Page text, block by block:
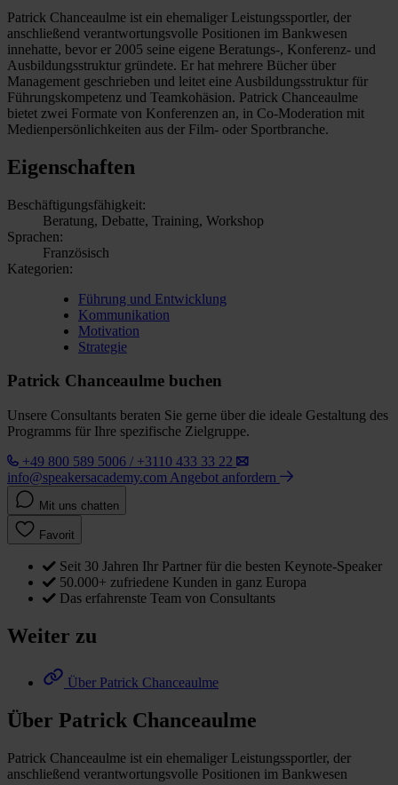
Patrick Chanceaulme ist ein ehemaliger Leistungssportler, der
anschließend verantwortungsvolle Positionen im Bankwesen
innehatte, bevor er 2005 seine eigene Beratungs-, Konferenz- und
Ausbildungsstruktur gründete. Er hat mehrere Bücher über
Management geschrieben und leitet eine Ausbildungsstruktur für
Führungskompetenz und Teamkohäsion. Patrick Chanceaulme
bietet zwei Formate von Konferenzen an, in Co-Moderation mit
Medienpersönlichkeiten aus der Film- oder Sportbranche.
Eigenschaften
Beschäftigungsfähigkeit:
Beratung, Debatte, Training, Workshop
Sprachen:
Französisch
Kategorien:
Führung und Entwicklung
Kommunikation
Motivation
Strategie
Patrick Chanceaulme buchen
Unsere Consultants beraten Sie gerne über die ideale Gestaltung des
Programms für Ihre spezifische Zielgruppe.
+49 800 589 5006 / +3110 433 33 22
info@speakersacademy.com Angebot anfordern
Mit uns chatten
Favorit
Seit 30 Jahren Ihr Partner für die besten Keynote-Speaker
50.000+ zufriedene Kunden in ganz Europa
Das erfahrenste Team von Consultants
Weiter zu
Über Patrick Chanceaulme
Über Patrick Chanceaulme
Patrick Chanceaulme ist ein ehemaliger Leistungssportler, der
anschließend verantwortungsvolle Positionen im Bankwesen